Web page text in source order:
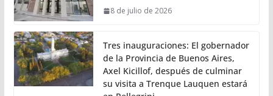
8 de julio de 2026
Tres inauguraciones: El gobernador
de la Provincia de Buenos Aires,
Axel Kicillof, después de culminar
su visita a Trenque Lauquen estará